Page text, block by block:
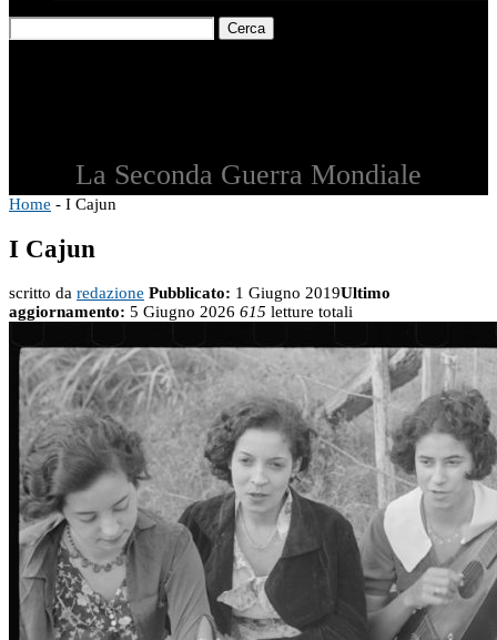
Cerca
La Seconda Guerra Mondiale
Home - I Cajun
I Cajun
scritto da redazione Pubblicato: 1 Giugno 2019Ultimo
aggiornamento: 5 Giugno 2026 615 letture totali